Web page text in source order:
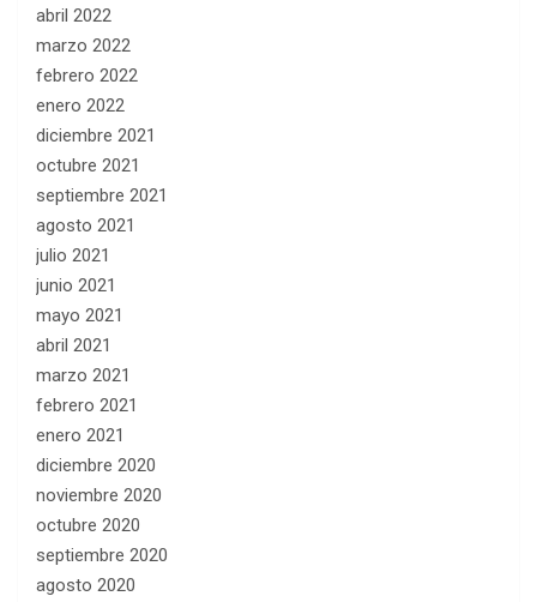
abril 2022
marzo 2022
febrero 2022
enero 2022
diciembre 2021
octubre 2021
septiembre 2021
agosto 2021
julio 2021
junio 2021
mayo 2021
abril 2021
marzo 2021
febrero 2021
enero 2021
diciembre 2020
noviembre 2020
octubre 2020
septiembre 2020
agosto 2020